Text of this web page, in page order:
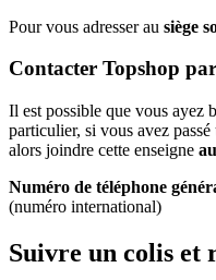
Pour vous adresser au siège
Contacter Topshop
Il est possible que vous ayez
particulier, si vous avez
alors joindre cette enseigne
Numéro de téléphone
(numéro international)
Suivre un colis et